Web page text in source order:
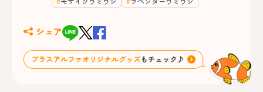
シェア